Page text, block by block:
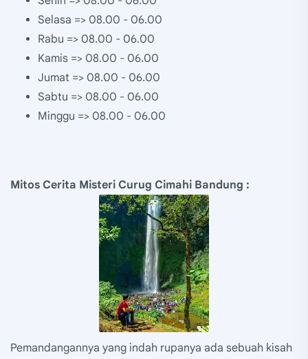
Selasa => 08.00 - 06.00
Rabu => 08.00 - 06.00
Kamis => 08.00 - 06.00
Jumat => 08.00 - 06.00
Sabtu => 08.00 - 06.00
Minggu => 08.00 - 06.00
Mitos Cerita Misteri Curug Cimahi Bandung :
Pemandangannya yang indah rupanya ada sebuah kisah